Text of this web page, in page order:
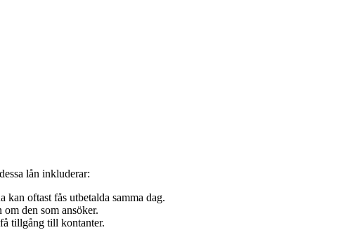
lån inkluderar:
kan oftast fås utbetalda samma dag.
den som ansöker.
tillgång till kontanter.